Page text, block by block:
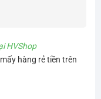
HVShop
hàng rẻ tiền trên